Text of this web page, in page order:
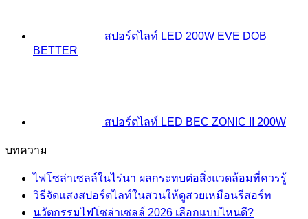
สปอร์ตไลท์ LED 200W EVE DOB
BETTER
สปอร์ตไลท์ LED BEC ZONIC II 200W
บทความ
ไฟโซล่าเซลล์ในไร่นา ผลกระทบต่อสิ่งแวดล้อมที่ควรรู้
วิธีจัดแสงสปอร์ตไลท์ในสวนให้ดูสวยเหมือนรีสอร์ท
นวัตกรรมไฟโซล่าเซลล์ 2026 เลือกแบบไหนดี?